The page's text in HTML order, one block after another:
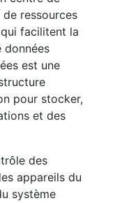
ressources
facilitent la
est une
pour stocker,
et des
des
appareils du
système